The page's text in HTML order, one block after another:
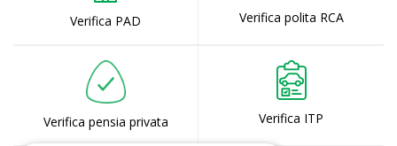
Verifica PAD Verifica polita RCA
Verifica pensia privata Verifica ITP